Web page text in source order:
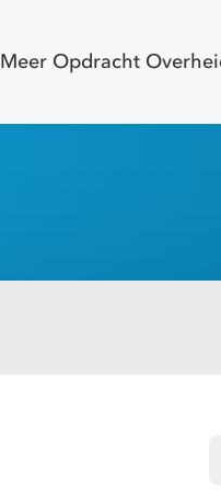
Meer Opdracht